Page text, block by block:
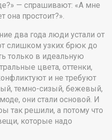
— спрашивают: «А мне
она простоит?».
два года люди устали от
слишком узких брюк до
только в идеальную
цвета, оттенки,
и не требуют
темно-сизый, бежевый,
они стали основой. И
так решили, а потому что
которые надо